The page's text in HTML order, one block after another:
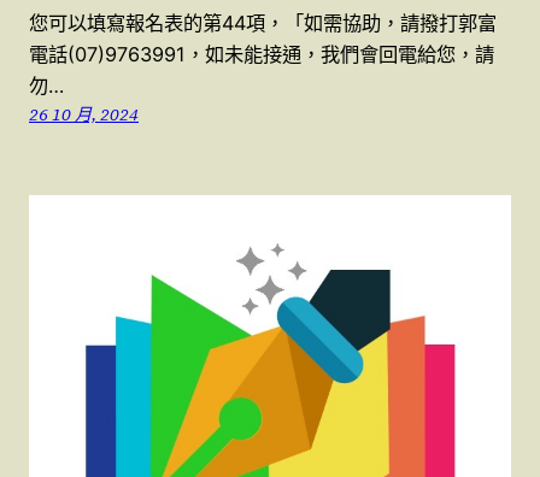
您可以填寫報名表的第44項，「如需協助，請撥打郭富
電話(07)9763991，如未能接通，我們會回電給您，請
勿…
26 10 月, 2024